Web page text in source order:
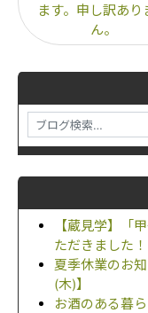
【蔵見学】「
ただきました！
夏季休業のお
(木)】
お酒のある暮
ます。申し訳あり
ん。